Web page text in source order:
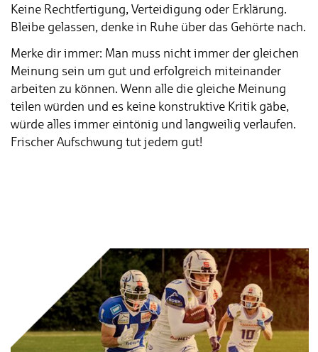
Keine Rechtfertigung, Verteidigung oder Erklärung.
Bleibe gelassen, denke in Ruhe über das Gehörte nach.
Merke dir immer: Man muss nicht immer der gleichen
Meinung sein um gut und erfolgreich miteinander
arbeiten zu können. Wenn alle die gleiche Meinung
teilen würden und es keine konstruktive Kritik gäbe,
würde alles immer eintönig und langweilig verlaufen.
Frischer Aufschwung tut jedem gut!